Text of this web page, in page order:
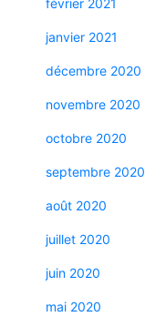
février 2021
janvier 2021
décembre 2020
novembre 2020
octobre 2020
septembre 2020
août 2020
juillet 2020
juin 2020
mai 2020